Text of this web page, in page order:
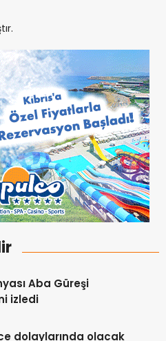
Aba Güreşi
izledi
dolaylarında olacak